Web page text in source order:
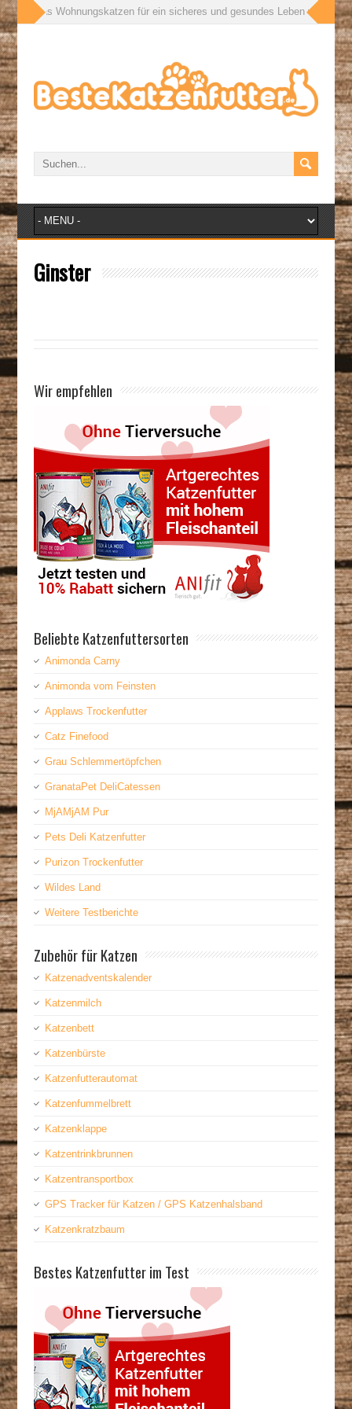
Was Wohnungskatzen für ein sicheres und gesundes Leben wirklich
Ginster
Wir empfehlen
Beliebte Katzenfuttersorten
Animonda Carny
Animonda vom Feinsten
Applaws Trockenfutter
Catz Finefood
Grau Schlemmertöpfchen
GranataPet DeliCatessen
MjAMjAM Pur
Pets Deli Katzenfutter
Purizon Trockenfutter
Wildes Land
Weitere Testberichte
Zubehör für Katzen
Katzenadventskalender
Katzenmilch
Katzenbett
Katzenbürste
Katzenfutterautomat
Katzenfummelbrett
Katzenklappe
Katzentrinkbrunnen
Katzentransportbox
GPS Tracker für Katzen / GPS Katzenhalsband
Katzenkratzbaum
Bestes Katzenfutter im Test